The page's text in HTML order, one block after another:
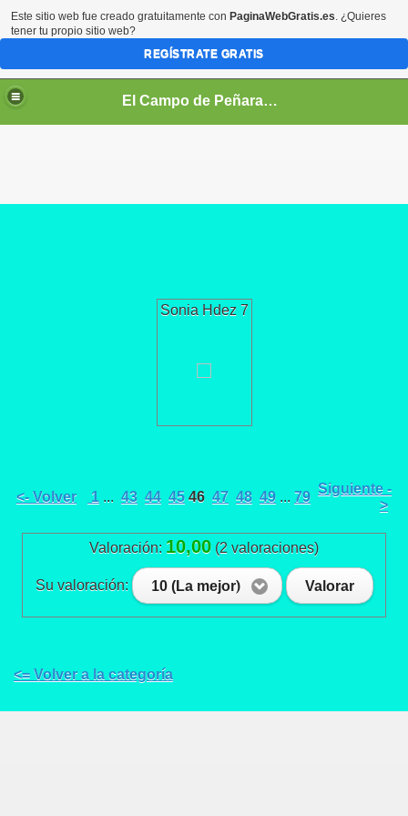
El Campo de Peñaranda (Salamanca)
Sonia Hdez 7
<- Volver 1 ... 43 44 45 46 47 48 49 ... 79
Siguiente -
>
Valoración: 10,00 (2 valoraciones)
Su valoración: 10 (La mejor) Valorar
<= Volver a la categoría
Este sitio web fue creado gratuitamente con PaginaWebGratis.es. ¿Quieres
tener tu propio sitio web?
REGÍSTRATE GRATIS